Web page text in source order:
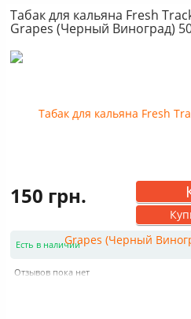
Табак для кальяна Fresh
Grapes (Черный Виноград)
150 грн.
Есть в наличии
Отзывов пока нет